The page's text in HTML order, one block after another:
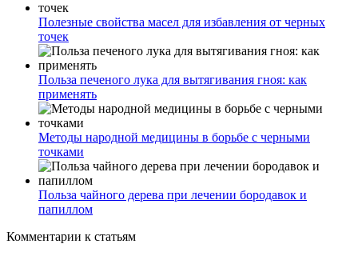
Полезные свойства масел для избавления от черных
точек
Польза печеного лука для вытягивания гноя: как
применять
Методы народной медицины в борьбе с черными
точками
Польза чайного дерева при лечении бородавок и
папиллом
Комментарии к статьям